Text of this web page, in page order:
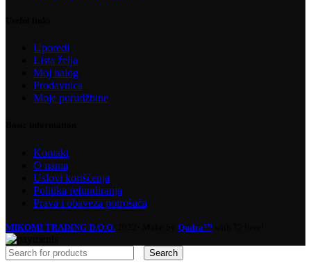
Uporedi
Lista želja
Moj nalog
Prodavnica
Moje porudžbine
Kontakt
O nama
Uslovi korišćenja
Politika refundiranja
Prava i obaveza potrošača
MIKOMI TRADING D.O.O. Qudra™
Search